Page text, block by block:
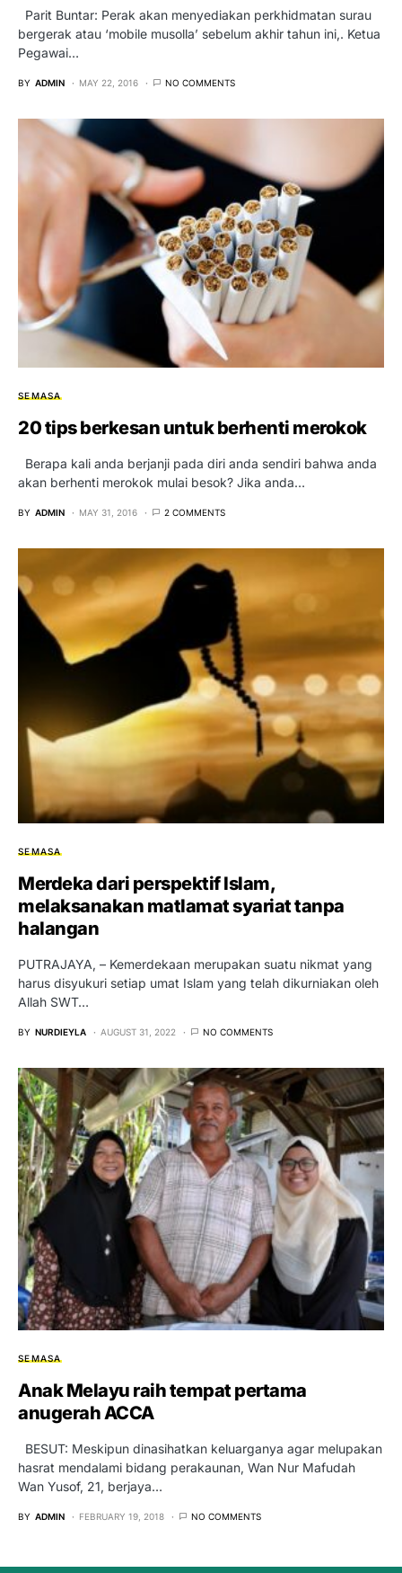
Parit Buntar: Perak akan menyediakan perkhidmatan surau
bergerak atau ‘mobile musolla’ sebelum akhir tahun ini,. Ketua
Pegawai…
BY ADMIN MAY 22, 2016 NO COMMENTS
SEMASA
20 tips berkesan untuk berhenti merokok
Berapa kali anda berjanji pada diri anda sendiri bahwa anda
akan berhenti merokok mulai besok? Jika anda…
BY ADMIN MAY 31, 2016 2 COMMENTS
SEMASA
Merdeka dari perspektif Islam,
melaksanakan matlamat syariat tanpa
halangan
PUTRAJAYA, – Kemerdekaan merupakan suatu nikmat yang
harus disyukuri setiap umat Islam yang telah dikurniakan oleh
Allah SWT…
BY NURDIEYLA AUGUST 31, 2022 NO COMMENTS
SEMASA
Anak Melayu raih tempat pertama
anugerah ACCA
BESUT: Meskipun dinasihatkan keluarganya agar melupakan
hasrat mendalami bidang perakaunan, Wan Nur Mafudah
Wan Yusof, 21, berjaya…
BY ADMIN FEBRUARY 19, 2018 NO COMMENTS